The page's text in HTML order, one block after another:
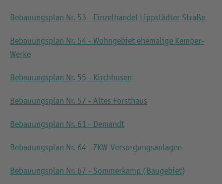
Bebauungsplan Nr. 53 - Einzelhandel Lippstädter Straße
Bebauungsplan Nr. 54 - Wohngebiet ehemalige Kemper-
Werke
Bebauungsplan Nr. 55 - Kirchhusen
Bebauungsplan Nr. 57 - Altes Forsthaus
Bebauungsplan Nr. 61 - Demandt
Bebauungsplan Nr. 64 - ZKW-Versorgungsanlagen
Bebauungsplan Nr. 67 - Sommerkamp (Baugebiet)